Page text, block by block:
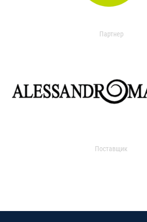
Партнер
Поставщик